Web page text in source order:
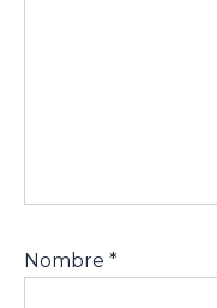
Nombre *